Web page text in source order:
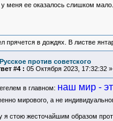
у меня ее оказалось слишком
прячется в дождях. В листве
против советского
#4 : 05 Октября 2023, 17:32:32 »
в главном: наш мир -
мирового, а не
я стою жесточайшим образом